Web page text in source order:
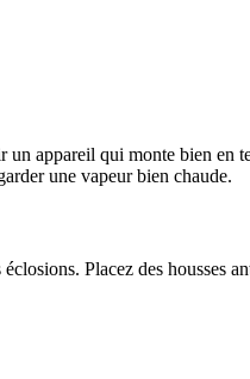
appareil qui monte bien en
une vapeur bien chaude.
Placez des housses